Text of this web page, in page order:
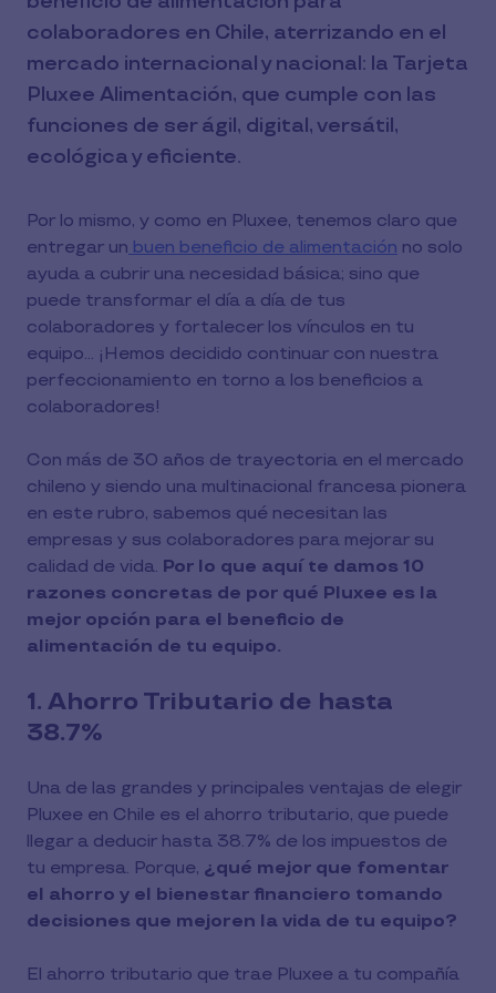
colaboradores en Chile, aterrizando en el
mercado internacional y nacional: la Tarjeta
Pluxee Alimentación, que cumple con las
funciones de ser ágil, digital, versátil,
ecológica y eficiente.
Por lo mismo, y como en Pluxee, tenemos claro que
entregar un buen beneficio de alimentación no solo
ayuda a cubrir una necesidad básica; sino que
puede transformar el día a día de tus
colaboradores y fortalecer los vínculos en tu
equipo... ¡Hemos decidido continuar con nuestra
perfeccionamiento en torno a los beneficios a
colaboradores!
Con más de 30 años de trayectoria en el mercado
chileno y siendo una multinacional francesa pionera
en este rubro, sabemos qué necesitan las
empresas y sus colaboradores para mejorar su
calidad de vida. Por lo que aquí te damos 10
razones concretas de por qué Pluxee es la
mejor opción para el beneficio de
alimentación de tu equipo.
1. Ahorro Tributario de hasta
38.7%
Una de las grandes y principales ventajas de elegir
Pluxee en Chile es el ahorro tributario, que puede
llegar a deducir hasta 38.7% de los impuestos de
tu empresa. Porque, ¿qué mejor que fomentar
el ahorro y el bienestar financiero tomando
decisiones que mejoren la vida de tu equipo?
El ahorro tributario que trae Pluxee a tu compañía